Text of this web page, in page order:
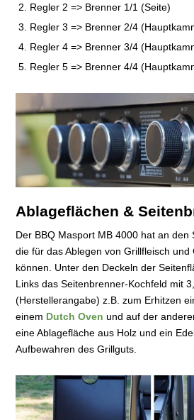
Regler 2 => Brenner 1/1 (Seite)
Regler 3 => Brenner 2/4
Regler 4 => Brenner 3/4
Regler 5 => Brenner 4/4
Ablageflächen &
Der BBQ Masport MB 4000 hat an den
die für das Ablegen von Grillfleisch
können. Unter den Deckeln der
Links das Seitenbrenner-Kochfeld mit
(Herstellerangabe) z.B. zum Erhitzen
einem Dutch Oven und auf der
eine Ablagefläche aus Holz und ein
Aufbewahren des Grillguts.